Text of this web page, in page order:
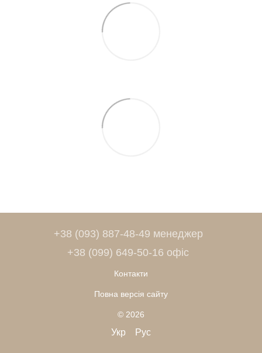
+38 (093) 887-48-49 менеджер
+38 (099) 649-50-16 офіс
Контакти
Повна версія сайту
© 2026
Укр Рус